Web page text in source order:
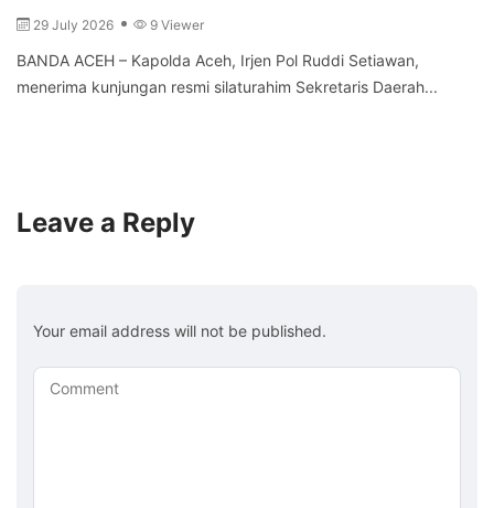
29 July 2026 9 Viewer
BANDA ACEH – Kapolda Aceh, Irjen Pol Ruddi Setiawan,
menerima kunjungan resmi silaturahim Sekretaris Daerah...
Leave a Reply
Your email address will not be published.
Comment